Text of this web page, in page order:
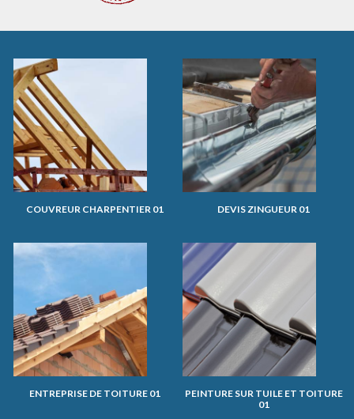
COUVREUR CHARPENTIER 01 DEVIS ZINGUEUR 01
ENTREPRISE DE TOITURE 01
PEINTURE SUR TUILE ET TOITURE
01